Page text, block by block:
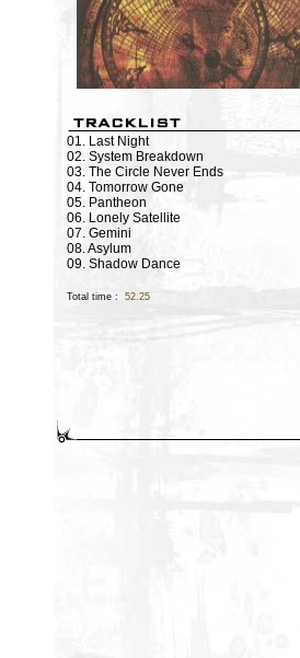
01. Last Night
02. System Breakdown
03. The Circle Never Ends
04. Tomorrow Gone
05. Pantheon
06. Lonely Satellite
07. Gemini
08. Asylum
09. Shadow Dance
Total time : 52.25